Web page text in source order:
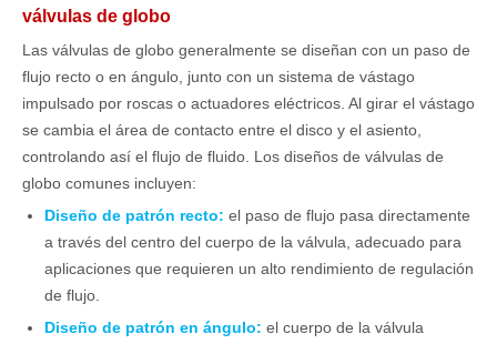
válvulas de globo
Las válvulas de globo generalmente se diseñan con un paso de
flujo recto o en ángulo, junto con un sistema de vástago
impulsado por roscas o actuadores eléctricos. Al girar el vástago
se cambia el área de contacto entre el disco y el asiento,
controlando así el flujo de fluido. Los diseños de válvulas de
globo comunes incluyen:
Diseño de patrón recto: el paso de flujo pasa directamente
a través del centro del cuerpo de la válvula, adecuado para
aplicaciones que requieren un alto rendimiento de regulación
de flujo.
Diseño de patrón en ángulo: el cuerpo de la válvula